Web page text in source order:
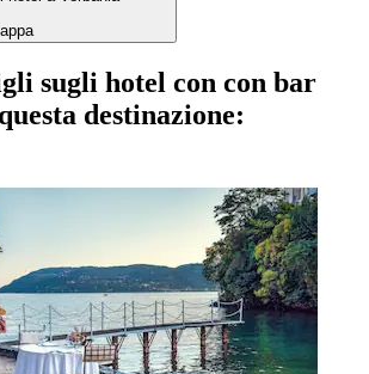
sugli hotel con con bar
destinazione: